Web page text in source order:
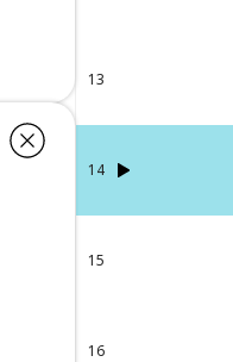
13
14
15
16